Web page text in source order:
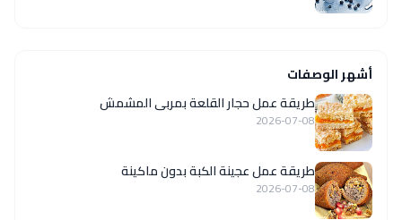
أشهر الوصفات
طريقة عمل حجار القلعة بمربى المشمش
2026-07-08
طريقة عمل عجينة الكبة بدون ماكينة
2026-07-08